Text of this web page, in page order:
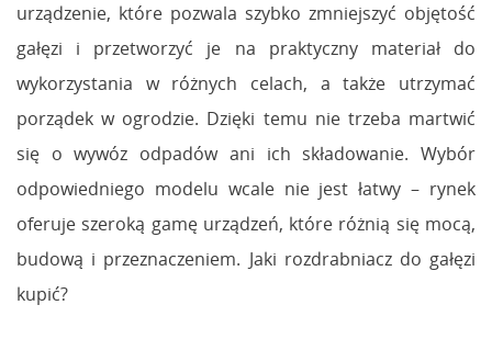
urządzenie, które pozwala szybko zmniejszyć objętość
gałęzi i przetworzyć je na praktyczny materiał do
wykorzystania w różnych celach, a także utrzymać
porządek w ogrodzie. Dzięki temu nie trzeba martwić
się o wywóz odpadów ani ich składowanie. Wybór
odpowiedniego modelu wcale nie jest łatwy – rynek
oferuje szeroką gamę urządzeń, które różnią się mocą,
budową i przeznaczeniem. Jaki rozdrabniacz do gałęzi
kupić?